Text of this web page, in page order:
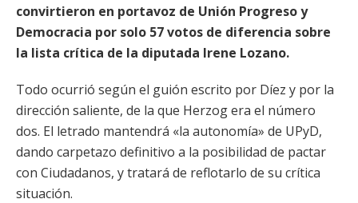
convirtieron en portavoz de Unión Progreso y
Democracia por solo 57 votos de diferencia sobre
la lista crítica de la diputada Irene Lozano.
Todo ocurrió según el guión escrito por Díez y por la
dirección saliente, de la que Herzog era el número
dos. El letrado mantendrá «la autonomía» de UPyD,
dando carpetazo definitivo a la posibilidad de pactar
con Ciudadanos, y tratará de reflotarlo de su crítica
situación.